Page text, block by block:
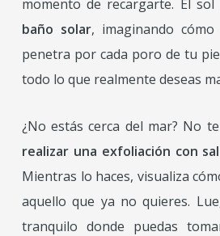
momento de recargarte. El sol
baño solar, imaginando
penetra por cada poro de tu
todo lo que realmente deseas
¿No estás cerca del mar? No
realizar una exfoliación con
Mientras lo haces, visualiza
aquello que ya no quieres.
tranquilo donde puedas